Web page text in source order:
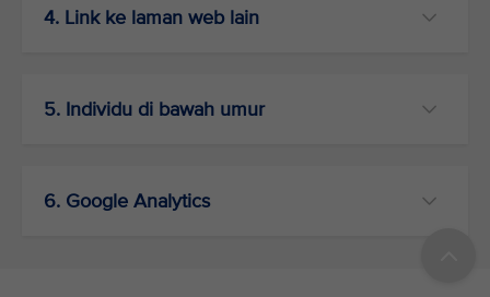
4. Link ke laman web lain
5. Individu di bawah umur
6. Google Analytics